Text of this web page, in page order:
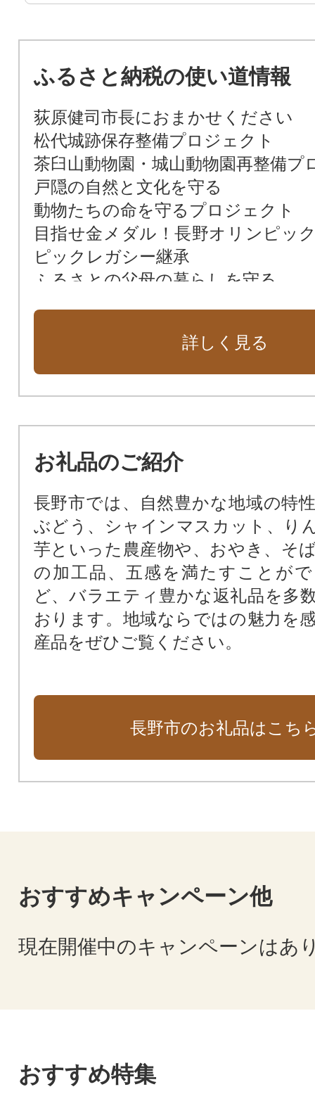
ふるさと納税の使い道情報
荻原健司市長におまかせください
松代城跡保存整備プロジェクト
茶臼山動物園・城山動物園再整備プ
戸隠の自然と文化を守る
動物たちの命を守るプロジェクト
目指せ金メダル！長野オリンピッ
ピックレガシー継承
ふるさとの父母の暮らしを守る
訪れてみたくなるまちづくり
詳しく見る
お礼品のご紹介
長野市では、自然豊かな地域の特
ぶどう、シャインマスカット、り
芋といった農産物や、おやき、そ
の加工品、五感を満たすことが
ど、バラエティ豊かな返礼品を多
おります。地域ならではの魅力を
産品をぜひご覧ください。
長野市のお礼品はこち
おすすめキャンペーン他
現在開催中のキャンペーンはあ
おすすめ特集